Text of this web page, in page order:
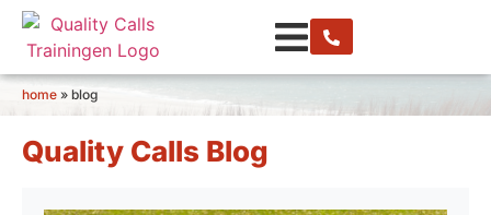
home » blog
Quality Calls Blog